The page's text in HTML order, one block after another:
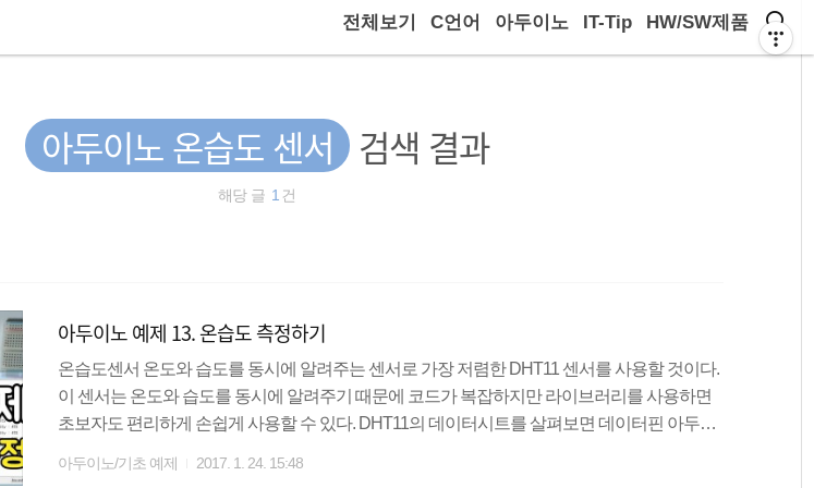
전체보기 C언어 아두이노 IT-Tip HW/SW제품
아두이노 온습도 센서 검색 결과
해당 글 1 건
아두이노 예제 13. 온습도 측정하기
온습도센서 온도와 습도를 동시에 알려주는 센서로 가장 저렴한 DHT11 센서를 사용할 것이다.
이 센서는 온도와 습도를 동시에 알려주기 때문에 코드가 복잡하지만 라이브러리를 사용하면
초보자도 편리하게 손쉽게 사용할 수 있다. DHT11의 데이터시트를 살펴보면 데이터핀 아두이
아두이노/기초 예제 2017. 1. 24. 15:48